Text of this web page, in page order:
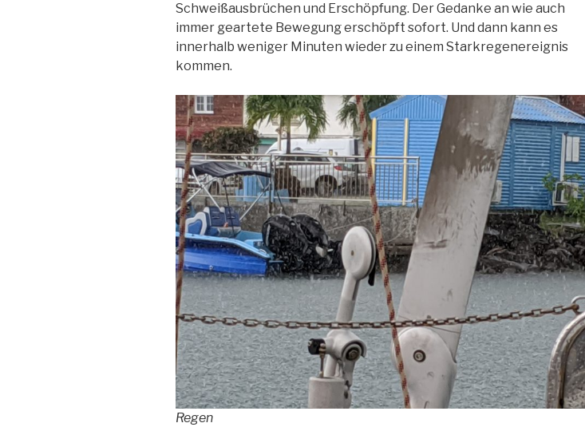
Schweißausbrüchen und Erschöpfung. Der Gedanke an wie auch
immer geartete Bewegung erschöpft sofort. Und dann kann es
innerhalb weniger Minuten wieder zu einem Starkregenereignis
kommen.
Regen